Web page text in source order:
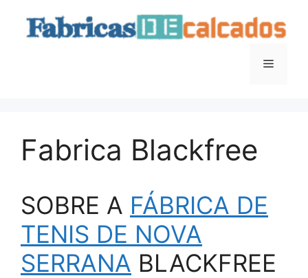
Menu
Fabrica Blackfree
SOBRE A FÁBRICA DE
TENIS DE NOVA
SERRANA BLACKFREE